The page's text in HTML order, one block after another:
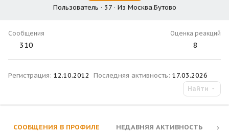
Пользователь · 37 · Из Москва.Бутово
Сообщения
310
Оценка реакций
8
Регистрация 12.10.2012 Последняя активность 17.03.2026
Найти
СООБЩЕНИЯ В ПРОФИЛЕ НЕДАВНЯЯ АКТИВНОСТЬ